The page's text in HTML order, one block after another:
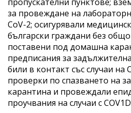
за провеждане на
CoV-2; осигурявали
български граждани без
поставени под домашна
предписания за
били в контакт със случаи на
проверки по спазването на
карантина и провеждали
проучвания на случаи с